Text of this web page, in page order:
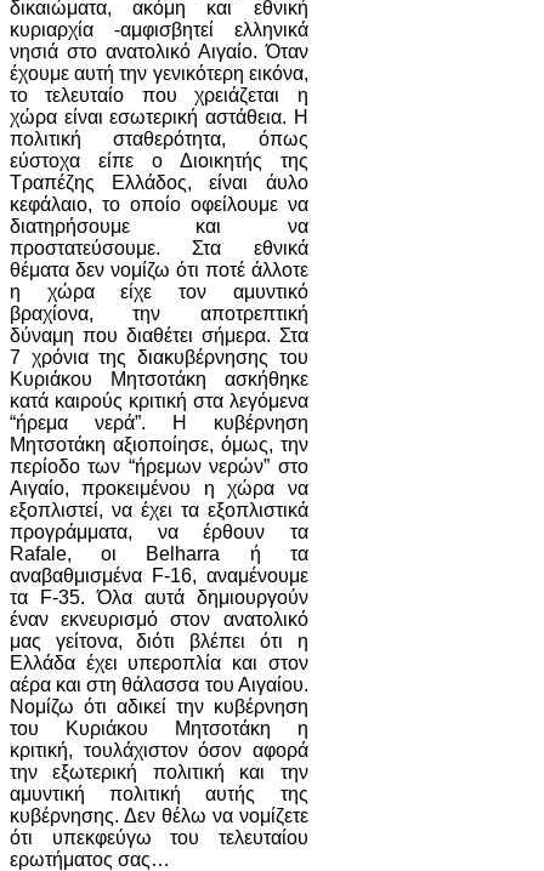
δικαιώματα, ακόμη και εθνική
κυριαρχία -αμφισβητεί ελληνικά
νησιά στο ανατολικό Αιγαίο. Όταν
έχουμε αυτή την γενικότερη εικόνα,
το τελευταίο που χρειάζεται η
χώρα είναι εσωτερική αστάθεια. Η
πολιτική σταθερότητα, όπως
εύστοχα είπε ο Διοικητής της
Τραπέζης Ελλάδος, είναι άυλο
κεφάλαιο, το οποίο οφείλουμε να
διατηρήσουμε και να
προστατεύσουμε. Στα εθνικά
θέματα δεν νομίζω ότι ποτέ άλλοτε
η χώρα είχε τον αμυντικό
βραχίονα, την αποτρεπτική
δύναμη που διαθέτει σήμερα. Στα
7 χρόνια της διακυβέρνησης του
Κυριάκου Μητσοτάκη ασκήθηκε
κατά καιρούς κριτική στα λεγόμενα
“ήρεμα νερά”. Η κυβέρνηση
Μητσοτάκη αξιοποίησε, όμως, την
περίοδο των “ήρεμων νερών” στο
Αιγαίο, προκειμένου η χώρα να
εξοπλιστεί, να έχει τα εξοπλιστικά
προγράμματα, να έρθουν τα
Rafale, οι Belharra ή τα
αναβαθμισμένα F-16, αναμένουμε
τα F-35. Όλα αυτά δημιουργούν
έναν εκνευρισμό στον ανατολικό
μας γείτονα, διότι βλέπει ότι η
Ελλάδα έχει υπεροπλία και στον
αέρα και στη θάλασσα του Αιγαίου.
Νομίζω ότι αδικεί την κυβέρνηση
του Κυριάκου Μητσοτάκη η
κριτική, τουλάχιστον όσον αφορά
την εξωτερική πολιτική και την
αμυντική πολιτική αυτής της
κυβέρνησης. Δεν θέλω να νομίζετε
ότι υπεκφεύγω του τελευταίου
ερωτήματος σας…